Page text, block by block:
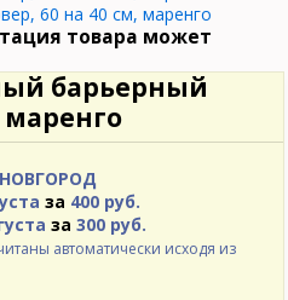
товара может
барьерный
маренго
за 400 руб.
за 300 руб.
автоматически исходя из